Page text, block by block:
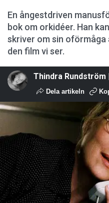
En ångestdriven
bok om orkidéer. Han
skriver om sin
den film vi ser.
Thindra Rundström |
Dela artikeln